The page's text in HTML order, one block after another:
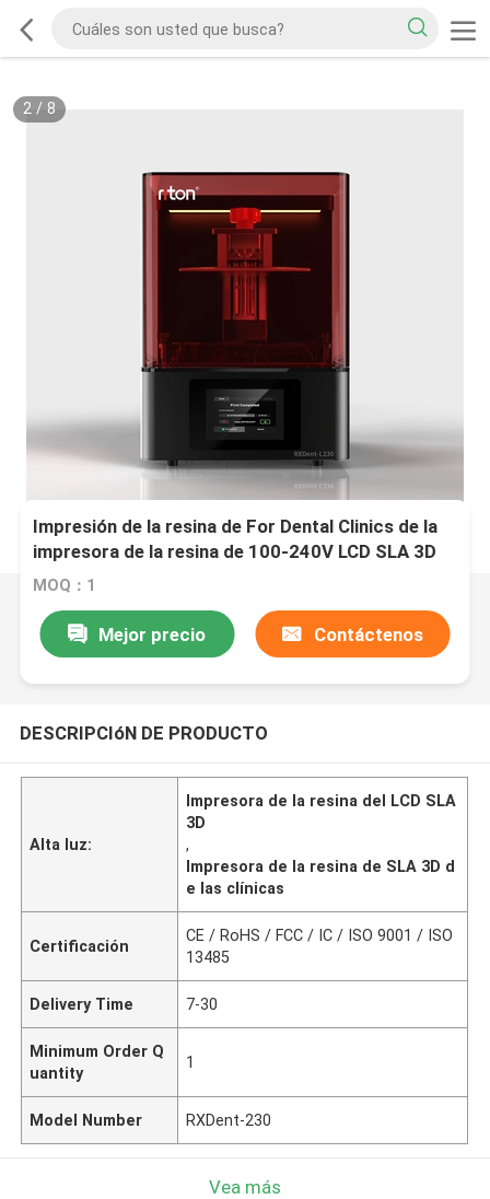
2/ 8
Impresión de la resina de For Dental Clinics de la
impresora de la resina de 100-240V LCD SLA 3D
MOQ：1
Mejor precio Contáctenos
DESCRIPCIóN DE PRODUCTO
Alta luz:
Impresora de la resina del LCD SLA
3D
,
Impresora de la resina de SLA 3D d
e las clínicas
Certificación
CE / RoHS / FCC / IC / ISO 9001 / ISO
13485
Delivery Time 7-30
Minimum Order Q
uantity
1
Model Number RXDent-230
Vea más